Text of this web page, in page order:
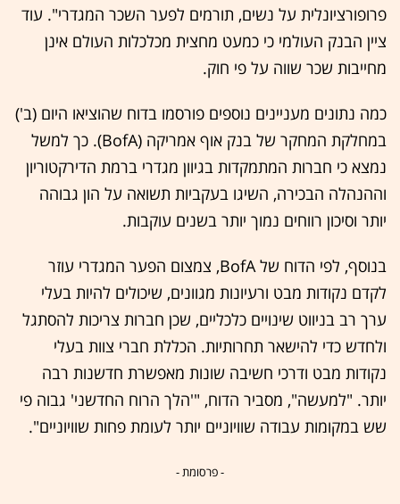
פרופורציונלית על נשים, תורמים לפער השכר המגדרי". עוד
ציין הבנק העולמי כי כמעט מחצית מכלכלות העולם אינן
מחייבות שכר שווה על פי חוק.
כמה נתונים מעניינים נוספים פורסמו בדוח שהוציאו היום (ב')
במחלקת המחקר של בנק אוף אמריקה (BofA). כך למשל
נמצא כי חברות המתמקדות בגיוון מגדרי ברמת הדירקטוריון
וההנהלה הבכירה, השיגו בעקביות תשואה על הון גבוהה
יותר וסיכון רווחים נמוך יותר בשנים עוקבות.
בנוסף, לפי הדוח של BofA, צמצום הפער המגדרי עוזר
לקדם נקודות מבט ורעיונות מגוונים, שיכולים להיות בעלי
ערך רב בניווט שינויים כלכליים, שכן חברות צריכות להסתגל
ולחדש כדי להישאר תחרותיות. הכללת חברי צוות בעלי
נקודות מבט ודרכי חשיבה שונות מאפשרת חדשנות רבה
יותר. "למעשה", מסביר הדוח, "'הלך הרוח החדשני' גבוה פי
שש במקומות עבודה שוויוניים יותר לעומת פחות שוויוניים".
- פרסומת -